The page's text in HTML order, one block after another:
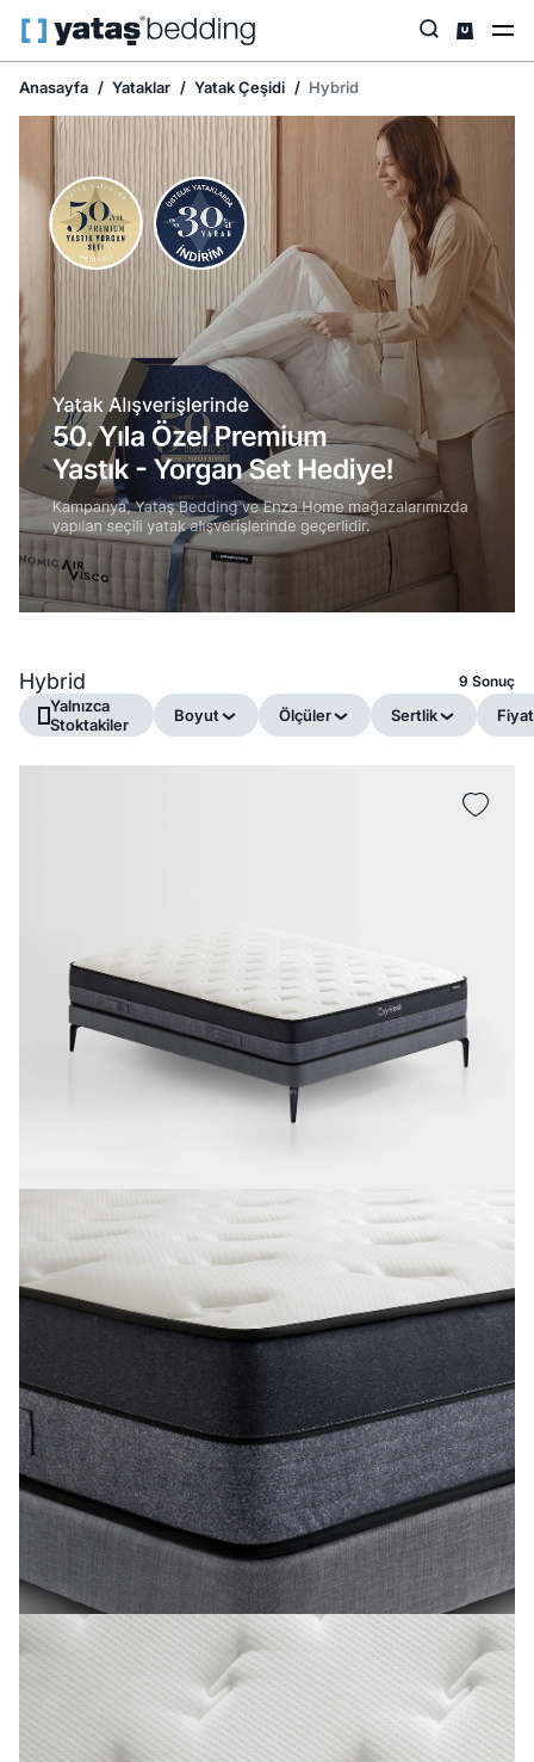
Anasayfa Yataklar Yatak Çeşidi Hybrid
Hybrid 9 Sonuç
Yalnızca
Stoktakiler
Boyut Ölçüler Sertlik Fiyat